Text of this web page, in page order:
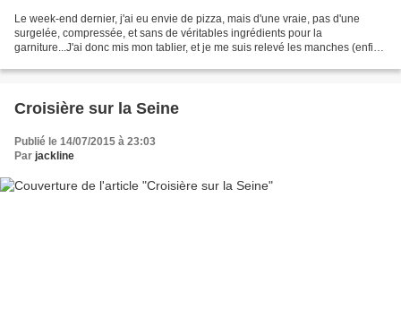
Le week-end dernier, j'ai eu envie de pizza, mais d'une vraie, pas d'une
surgelée, compressée, et sans de véritables ingrédients pour la
garniture...J'ai donc mis mon tablier, et je me suis relevé les manches (enfin,
Croisière sur la Seine
Publié le 14/07/2015 à 23:03
Par jackline